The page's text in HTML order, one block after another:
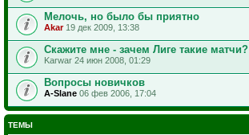
Мелочь, но было бы приятно
Akar19 дек 2009, 13:38
Скажите мне - зачем Лиге такие матчи?
Karwar 24 июн 2008, 01:29
Вопросы новичков
A-Slane 06 фев 2006, 17:04
ТЕМЫ